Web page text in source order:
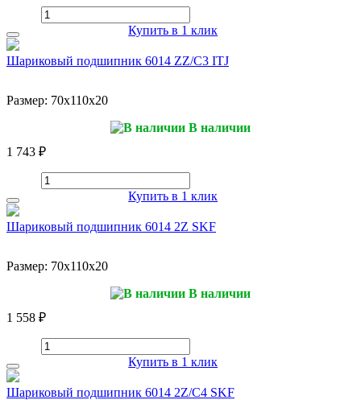
Купить в 1 клик
Шариковый подшипник 6014 ZZ/C3 ITJ
Размер: 70x110x20
В наличии
1 743 ₽
Купить в 1 клик
Шариковый подшипник 6014 2Z SKF
Размер: 70x110x20
В наличии
1 558 ₽
Купить в 1 клик
Шариковый подшипник 6014 2Z/C4 SKF